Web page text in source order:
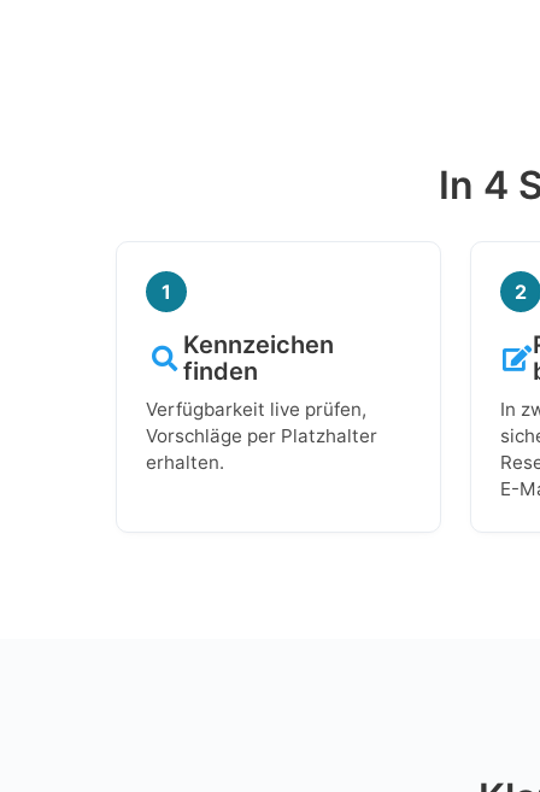
In 4
1
Kennzeichen
finden
Verfügbarkeit live prüfen,
Vorschläge per Platzhalter
erhalten.
2
In
E-